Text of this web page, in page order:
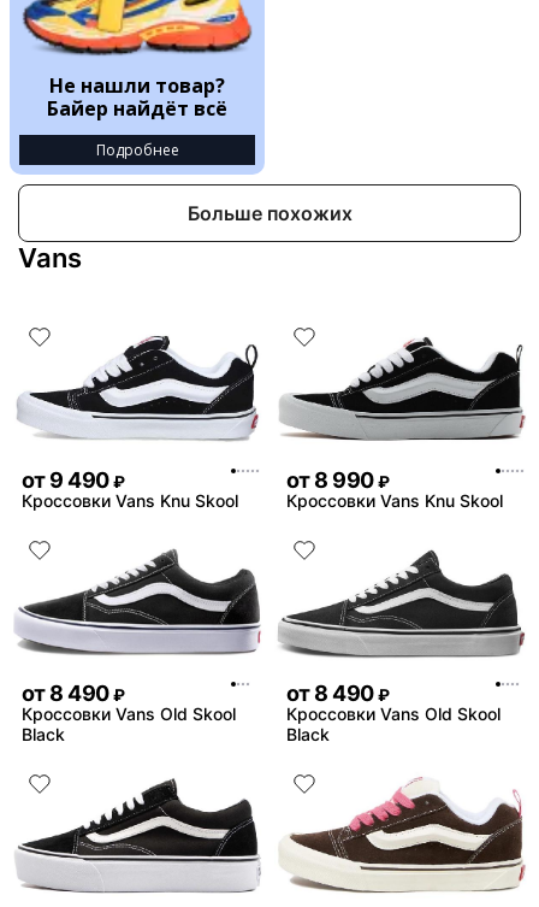
Не нашли товар?
Байер найдёт всё
Подробнее
Больше похожих
Vans
от9 490 ₽
Кроссовки Vans Knu Skool
от8 990 ₽
Кроссовки Vans Knu Skool
от8 490 ₽
Кроссовки Vans Old Skool
Black
от8 490 ₽
Кроссовки Vans Old Skool
Black